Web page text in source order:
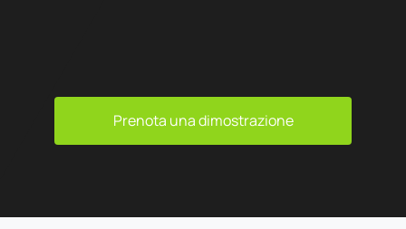
Prenota una dimostrazione